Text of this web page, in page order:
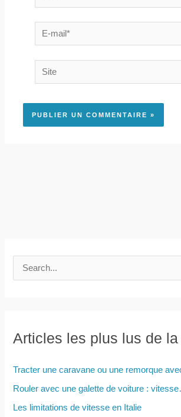
E-
mail*
Site
e
e
c
Articles les plus lus de
Tracter une caravane ou une remorque
Rouler avec une galette de voiture :
Les limitations de vitesse en Italie